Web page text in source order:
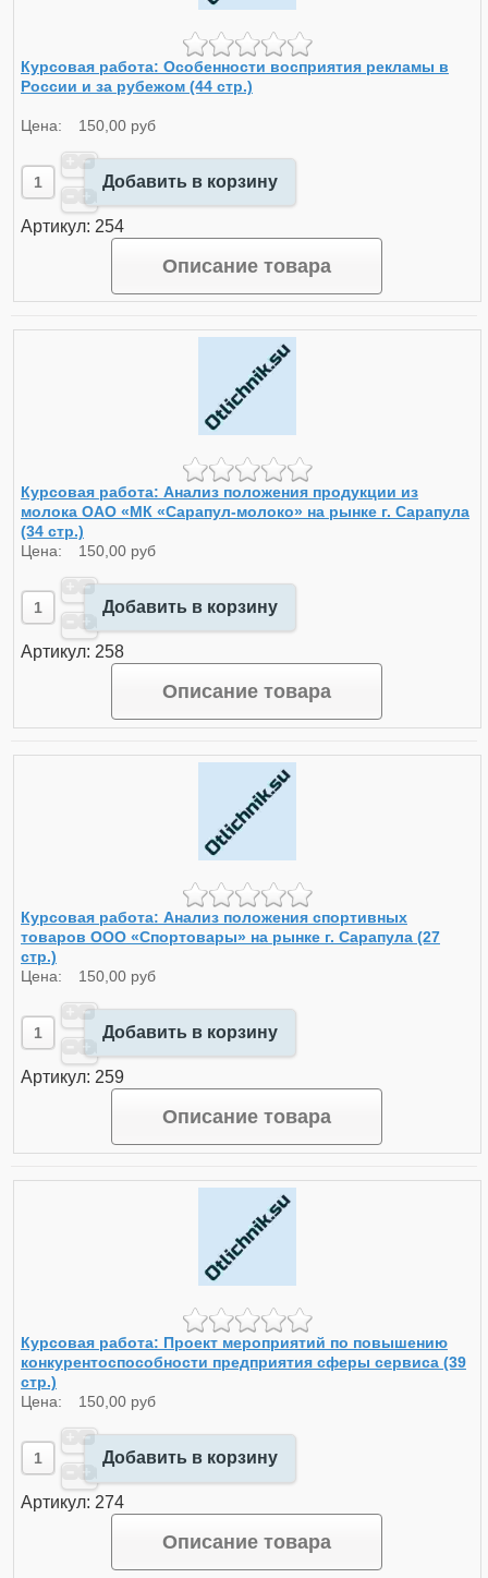
Курсовая работа: Особенности восприятия рекламы в
России и за рубежом (44 стр.)
Цена: 150,00 руб
Добавить в корзину
Артикул: 254
Описание товара
Курсовая работа: Анализ положения продукции из
молока ОАО «МК «Сарапул-молоко» на рынке г. Сарапула
(34 стр.)
Цена: 150,00 руб
Добавить в корзину
Артикул: 258
Описание товара
Курсовая работа: Анализ положения спортивных
товаров ООО «Спортовары» на рынке г. Сарапула (27
стр.)
Цена: 150,00 руб
Добавить в корзину
Артикул: 259
Описание товара
Курсовая работа: Проект мероприятий по повышению
конкурентоспособности предприятия сферы сервиса (39
стр.)
Цена: 150,00 руб
Добавить в корзину
Артикул: 274
Описание товара